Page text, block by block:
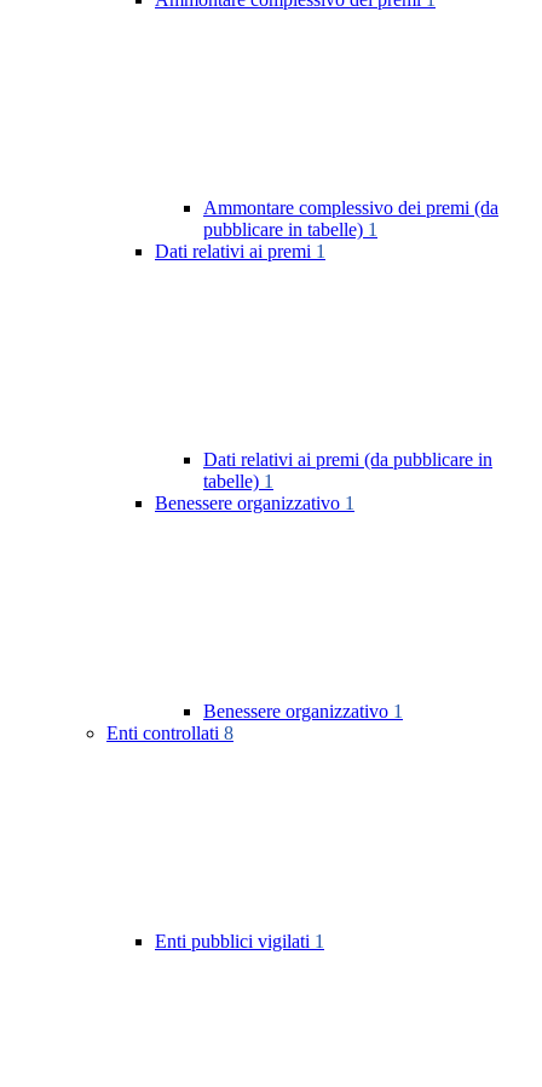
Ammontare complessivo dei premi (da
pubblicare in tabelle) 1
Dati relativi ai premi 1
Dati relativi ai premi (da pubblicare in
tabelle) 1
Benessere organizzativo 1
Benessere organizzativo 1
Enti controllati 8
Enti pubblici vigilati 1